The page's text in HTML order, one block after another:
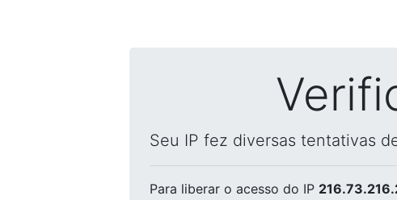
Seu IP fez diversas tentativas
Para liberar o acesso do IP